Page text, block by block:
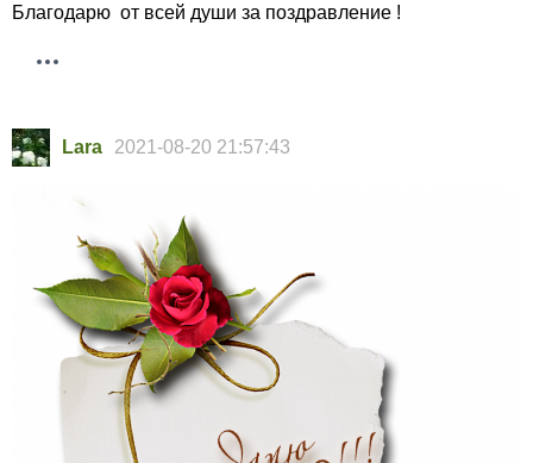
Благодарю от всей души за поздравление !
Lara 2021-08-20 21:57:43